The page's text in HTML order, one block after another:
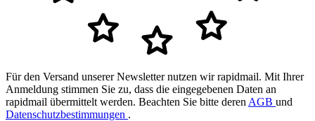
Für den Versand unserer Newsletter nutzen wir rapidmail. Mit Ihrer
Anmeldung stimmen Sie zu, dass die eingegebenen Daten an
rapidmail übermittelt werden. Beachten Sie bitte deren AGB und
Datenschutzbestimmungen .